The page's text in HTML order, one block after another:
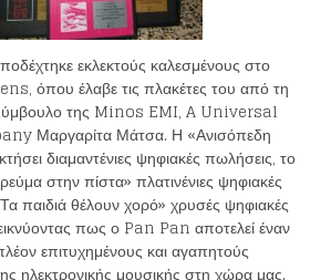
εκλεκτούς καλεσμένους στο
όπου έλαβε τις πλακέτες του από τη
της Minos EMI, A Universal
Μαργαρίτα Μάτσα. Η «Ανισόπεδη
διαμαντένιες ψηφιακές πωλήσεις, το
στην πίστα» πλατινένιες ψηφιακές
παιδιά θέλουν χορό» χρυσές ψηφιακές
πως ο Pan Pan αποτελεί έναν
επιτυχημένους και αγαπητούς
ηλεκτρονικής μουσικής στη χώρα μας.